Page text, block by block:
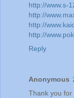
http://www.s-
http://
http://
http://
Reply
Anonymous
Thank you for